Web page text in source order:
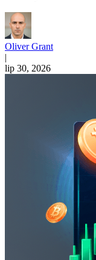
Oliver Grant
|
lip 30, 2026